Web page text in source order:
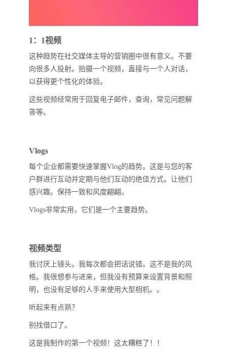
1：1视频
这种趋势在社交媒体主导的营销圈中很有意义。不要
向很多人投射。拍摄一个视频，直接与一个人对话，
以获得更个性化的体验。
这些视频经常用于回复电子邮件，查询，常见问题解
答等。
Vlogs
每个企业都需要快速掌握Vlog的趋势。这是与您的客
户群进行互动并定期与他们互动的绝佳方式。让他们
感兴趣。保持一致和风度翩翩。
Vlogs非常实用，它们是一个主要趋势。
视频类型
我讨厌上镜头。我每次都会把话说错。这不是我的风
格。我很想参与进来，但我没有预算来设置背景和照
明，也没有足够的人手来使用大型相机。。
听起来有点熟？
别找借口了。
这是我制作的第一个视频！这太糟糕了！！